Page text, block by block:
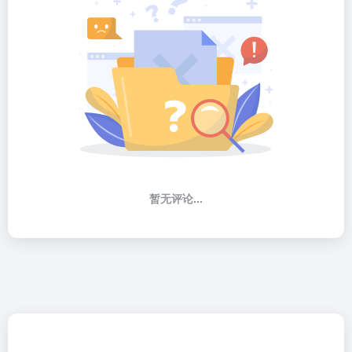
暂无评论...